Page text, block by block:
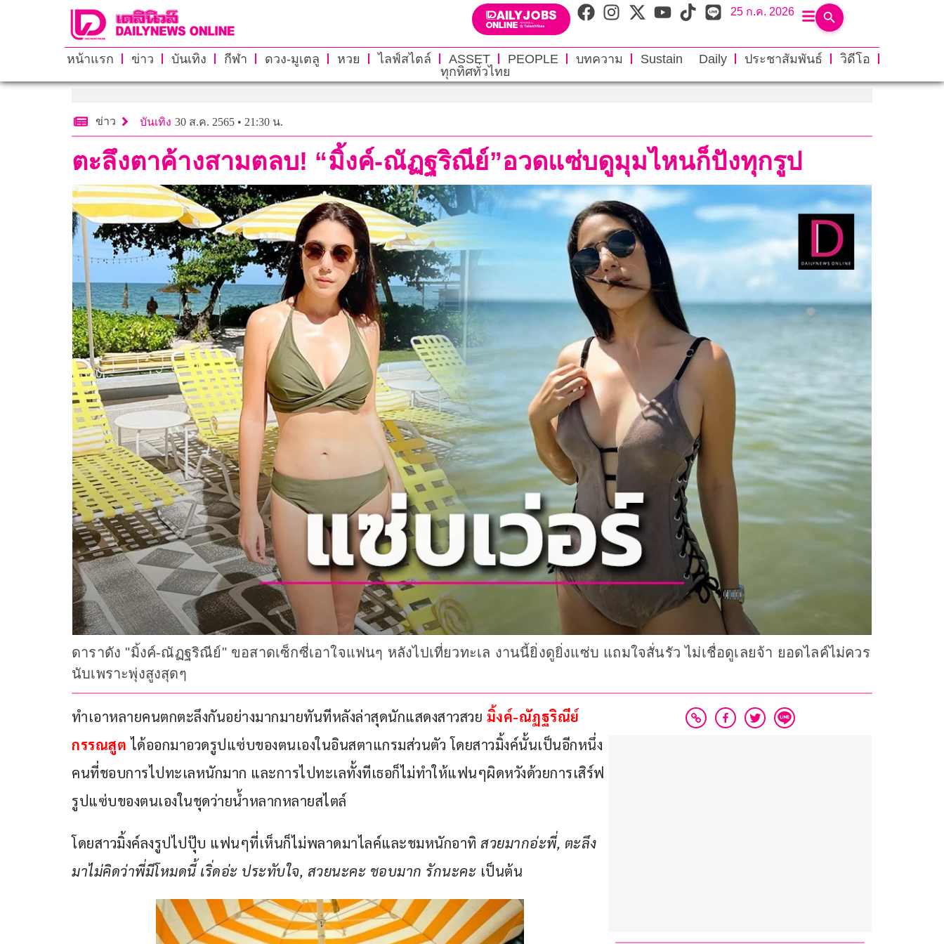
25 ก.ค. 2026
หน้าแรก ข่าว บันเทิง กีฬา ดวง-มูเตลู หวย ไลฟ์สไตล์ ASSET PEOPLE บทความ Sustain Daily ประชาสัมพันธ์
วิดีโอ
ทุกทิศทั่วไทย
ข่าว บันเทิง 30 ส.ค. 2565 • 21:30 น.
ตะลึงตาค้างสามตลบ! “มิ้งค์-ณัฏฐริณีย์”อวดแซ่บดูมุมไหนก็ปังทุกรูป
ดาราดัง "มิ้งค์-ณัฏฐริณีย์" ขอสาดเซ็กซี่เอาใจแฟนๆ หลังไปเที่ยวทะเล งานนี้ยิ่งดูยิ่งแซ่บ แถมใจสั่นรัว ไม่เชื่อดูเลยจ้า ยอดไลค์ไม่ควร
นับเพราะพุ่งสูงสุดๆ
ทำเอาหลายคนตกตะลึงกันอย่างมากมายทันทีหลังล่าสุดนักแสดงสาวสวย มิ้งค์-ณัฏฐริณีย์
กรรณสูต ได้ออกมาอวดรูปแซ่บของตนเองในอินสตาแกรมส่วนตัว โดยสาวมิ้งค์นั้นเป็นอีกหนึ่ง
คนที่ชอบการไปทะเลหนักมาก และการไปทะเลทั้งทีเธอก็ไม่ทำให้แฟนๆผิดหวังด้วยการเสิร์ฟ
รูปแซ่บของตนเองในชุดว่ายน้ำหลากหลายสไตล์
โดยสาวมิ้งค์ลงรูปไปปุ๊บ แฟนๆที่เห็นก็ไม่พลาดมาไลค์และชมหนักอาทิ สวยมากอ่ะพี่, ตะลึง
มาไม่คิดว่าพี่มีโหมดนี้ เริ่ดอ่ะ ประทับใจ, สวยนะคะ ชอบมาก รักนะคะ เป็นต้น